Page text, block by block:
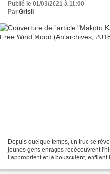
Publié le 01/03/2021 à 11:00
Par Grisli
Depuis quelque temps, un truc se
jeunes gens enragés redécouvrent
l’approprient et la bousculent, enfilant